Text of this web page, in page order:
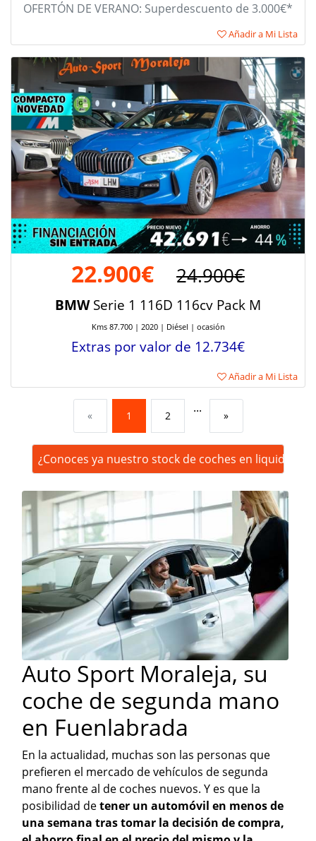
OFERTÓN DE VERANO: Superdescuento de 3.000€*
Añadir a Mi Lista
22.900€ 24.900€
BMWSerie 1 116D 116cv Pack M
Kms 87.700 | 2020 | Diésel | ocasión
Extras por valor de 12.734€
Añadir a Mi Lista
« 1 2
...
»
¿Conoces ya nuestro stock de coches en
Auto Sport Moraleja, su
coche de segunda mano
en Fuenlabrada
En la actualidad, muchas son las personas que
prefieren el mercado de vehículos de segunda
mano frente al de coches nuevos. Y es que la
posibilidad detener un automóvil en menos de
una semana tras tomar la decisión de compra,